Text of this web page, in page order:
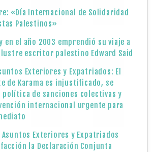
«Día Internacional de Solidaridad
Palestinos»
en el año 2003 emprendió su viaje a
escritor palestino Edward Said
Exteriores y Expatriados: El
de Karama es injustificado, se
política de sanciones colectivas y
internacional urgente para
Exteriores y Expatriados
la Declaración Conjunta